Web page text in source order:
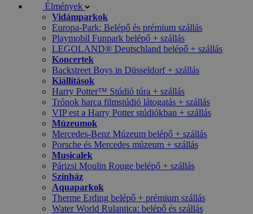
Élmények
Vidámparkok
Europa-Park: Belépő és prémium szállás
Playmobil Funpark belépő + szállás
LEGOLAND® Deutschland belépő + szállás
Koncertek
Backstreet Boys in Düsseldorf + szállás
Kiállítások
Harry Potter™ Stúdió túra + szállás
Trónok harca filmstúdió látogatás + szállás
VIP est a Harry Potter stúdiókban + szállás
Múzeumok
Mercedes-Benz Múzeum belépő + szállás
Porsche és Mercedes múzeum + szállás
Musicalek
Párizsi Moulin Rouge belépő + szállás
Színház
Aquaparkok
Therme Erding belépő + prémium szállás
Water World Rulantica: belépő és szállás